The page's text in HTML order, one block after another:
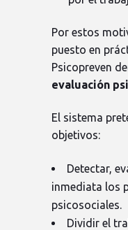
Por estos
puesto en
Psicopreven
evaluación
El sistema
objetivos:
Detectar,
inmediata los
psicosociales.
Dividir el